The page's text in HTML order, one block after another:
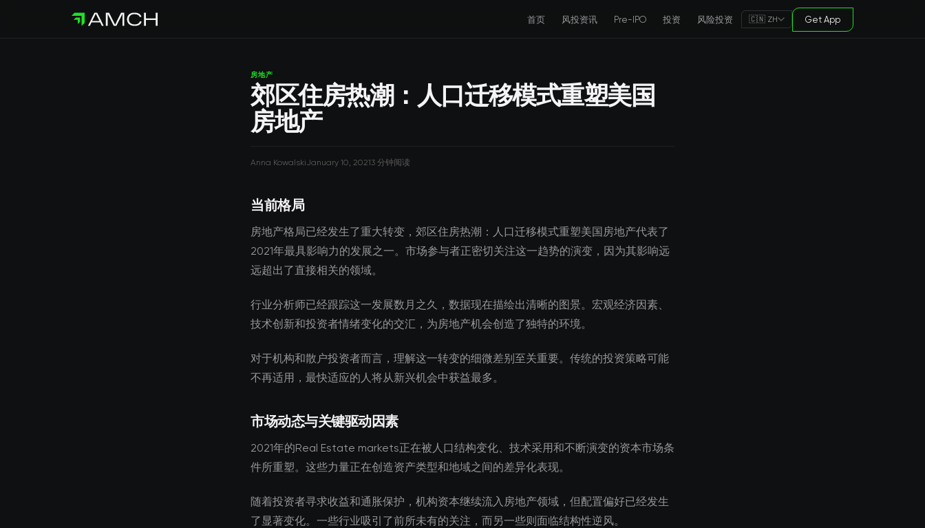
首页 风投资讯 Pre-IPO 投资 风险投资 🇨🇳 ZH Get App
房地产
郊区住房热潮：人口迁移模式重塑美国
房地产
Anna KowalskiJanuary 10, 20213 分钟阅读
当前格局
房地产格局已经发生了重大转变，郊区住房热潮：人口迁移模式重塑美国房地产代表了
2021年最具影响力的发展之一。市场参与者正密切关注这一趋势的演变，因为其影响远
远超出了直接相关的领域。
行业分析师已经跟踪这一发展数月之久，数据现在描绘出清晰的图景。宏观经济因素、
技术创新和投资者情绪变化的交汇，为房地产机会创造了独特的环境。
对于机构和散户投资者而言，理解这一转变的细微差别至关重要。传统的投资策略可能
不再适用，最快适应的人将从新兴机会中获益最多。
市场动态与关键驱动因素
2021年的Real Estate markets正在被人口结构变化、技术采用和不断演变的资本市场条
件所重塑。这些力量正在创造资产类型和地域之间的差异化表现。
随着投资者寻求收益和通胀保护，机构资本继续流入房地产领域，但配置偏好已经发生
了显著变化。一些行业吸引了前所未有的关注，而另一些则面临结构性逆风。